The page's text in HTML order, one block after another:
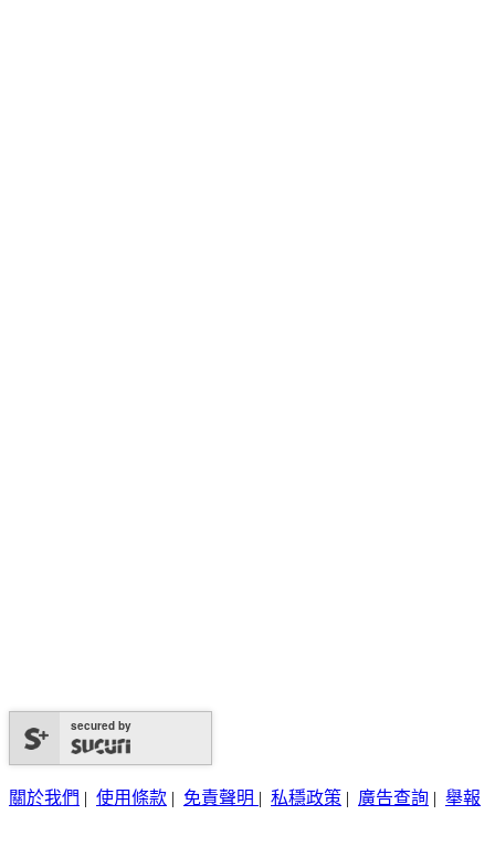
secured by
關於我們 | 使用條款 | 免責聲明 | 私穩政策 | 廣告查詢 | 舉報